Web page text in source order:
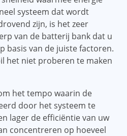
systeem dat wordt
zijn, is het zeer
van de batterij bank dat u
basis van de juiste factoren.
het niet proberen te maken
het tempo waarin de
door het systeem te
lager de efficiëntie van uw
concentreren op hoeveel